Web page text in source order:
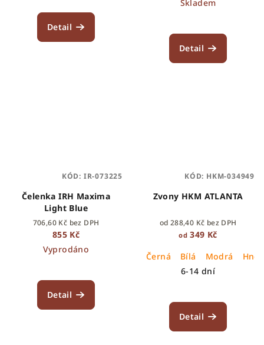
Detail
Skladem
Detail
Čelenka IRH Maxima
Light Blue
706,60 Kč bez DPH
855 Kč
Vyprodáno
Detail
KÓD: IR-073225
Zvony HKM ATLANTA
od 288,40 Kč bez DPH
od 349 Kč
Černá
Bílá Modrá
6-14 dní
Detail
KÓD: HKM-034949